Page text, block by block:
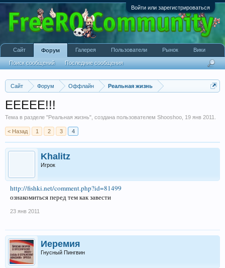
Войти или зарегистрироваться
Сайт Форум Оффлайн Реальная жизнь
ЕЕЕЕЕ!!!
Тема в разделе "Реальная жизнь", создана пользователем Shooshoo 19 янв 2011
< Назад 1 2 3 4
Khalitz
Игрок
http://fishki.net/comment.php?id=81499
ознакомиться перед тем как завести
23 янв 2011
Иеремия
Гнусный Пингвин
Сайт Форум
Поиск сообщений Последние сообщения
Галерея Пользователи Рынок Вики